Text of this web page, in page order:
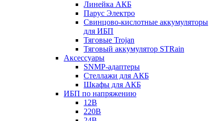
Линейка АКБ
Парус Электро
Свинцово-кислотные аккумуляторы
для ИБП
Тяговые Trojan
Тяговый аккумулятор STRain
Аксессуары
SNMP-адаптеры
Стеллажи для АКБ
Шкафы для АКБ
ИБП по напряжению
12В
220В